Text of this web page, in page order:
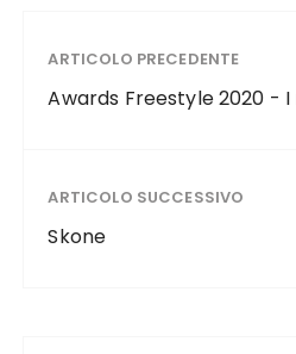
ARTICOLO PRECEDENTE
Awards Freestyle 2020 -
ARTICOLO SUCCESSIVO
Skone